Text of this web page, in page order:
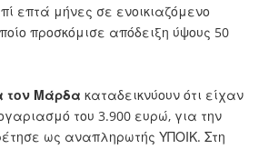
επτά μήνες σε ενοικιαζόμενο
προσκόμισε απόδειξη ύψους 50
τον Μάρδα καταδεικνύουν ότι είχαν
του 3.900 ευρώ, για την
ως αναπληρωτής ΥΠΟΙΚ. Στη